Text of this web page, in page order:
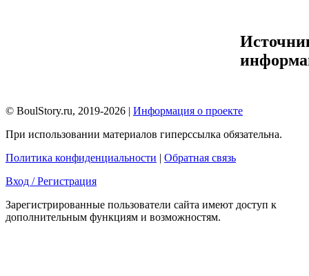
© BoulStory.ru, 2019-2026 | Информация о проекте
При использовании материалов гиперссылка обязательна.
Политика конфиденциальности | Обратная связь
Вход / Регистрация
Зарегистрированные пользователи сайта имеют доступ к
дополнительным функциям и возможностям.